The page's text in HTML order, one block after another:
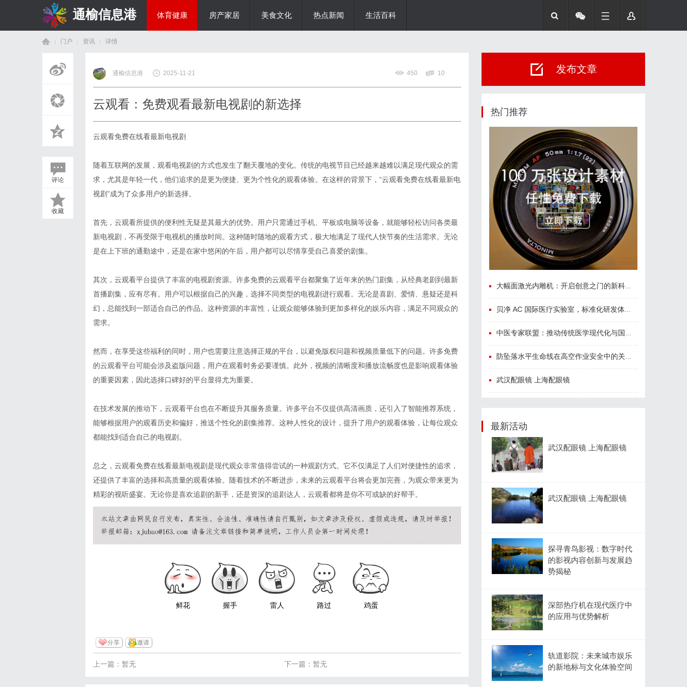
通榆信息港 体育健康 房产家居 美食文化 热点新闻 生活百科
门户 资讯
›
详情
评论
收藏
通榆信息港 2025-11-21 450 10
云观看：免费观看最新电视剧的新选择
云观看免费在线看最新电视剧
随着互联网的发展，观看电视剧的方式也发生了翻天覆地的变化。传统的电视节目已经越来越难以满足现代观众的需
求，尤其是年轻一代，他们追求的是更为便捷、更为个性化的观看体验。在这样的背景下，“云观看免费在线看最新电
视剧”成为了众多用户的新选择。
首先，云观看所提供的便利性无疑是其最大的优势。用户只需通过手机、平板或电脑等设备，就能够轻松访问各类最
新电视剧，不再受限于电视机的播放时间。这种随时随地的观看方式，极大地满足了现代人快节奏的生活需求。无论
是在上下班的通勤途中，还是在家中悠闲的午后，用户都可以尽情享受自己喜爱的剧集。
其次，云观看平台提供了丰富的电视剧资源。许多免费的云观看平台都聚集了近年来的热门剧集，从经典老剧到最新
首播剧集，应有尽有。用户可以根据自己的兴趣，选择不同类型的电视剧进行观看。无论是喜剧、爱情、悬疑还是科
幻，总能找到一部适合自己的作品。这种资源的丰富性，让观众能够体验到更加多样化的娱乐内容，满足不同观众的
需求。
然而，在享受这些福利的同时，用户也需要注意选择正规的平台，以避免版权问题和视频质量低下的问题。许多免费
的云观看平台可能会涉及盗版问题，用户在观看时务必要谨慎。此外，视频的清晰度和播放流畅度也是影响观看体验
的重要因素，因此选择口碑好的平台显得尤为重要。
在技术发展的推动下，云观看平台也在不断提升其服务质量。许多平台不仅提供高清画质，还引入了智能推荐系统，
能够根据用户的观看历史和偏好，推送个性化的剧集推荐。这种人性化的设计，提升了用户的观看体验，让每位观众
都能找到适合自己的电视剧。
总之，云观看免费在线看最新电视剧是现代观众非常值得尝试的一种观剧方式。它不仅满足了人们对便捷性的追求，
还提供了丰富的选择和高质量的观看体验。随着技术的不断进步，未来的云观看平台将会更加完善，为观众带来更为
精彩的视听盛宴。无论你是喜欢追剧的新手，还是资深的追剧达人，云观看都将是你不可或缺的好帮手。
鲜花 握手 雷人 路过 鸡蛋
分享 邀请
下一篇：暂无
上一篇：暂无
发布文章
热门推荐
大幅面激光内雕机：开启创意之门的新科技利器
贝净 AC 国际医疗实验室，标准化研发体系全解析
中医专家联盟：推动传统医学现代化与国际化的桥梁
防坠落水平生命线在高空作业安全中的关键作用与应用解析
武汉配眼镜 上海配眼镜
最新活动
武汉配眼镜 上海配眼镜
武汉配眼镜 上海配眼镜
探寻青鸟影视：数字时代
的影视内容创新与发展趋
势揭秘
深部热疗机在现代医疗中
的应用与优势解析
轨道影院：未来城市娱乐
的新地标与文化体验空间